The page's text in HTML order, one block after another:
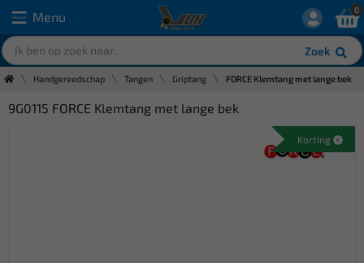
Menu
Zoek
0
Handgereedschap Tangen Griptang FORCE Klemtang met lange bek
9G0115 FORCE Klemtang met lange bek
Korting